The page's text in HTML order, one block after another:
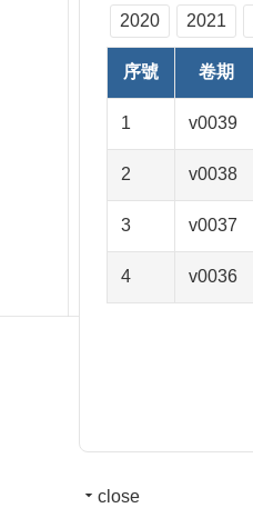
2020 2021
序號 卷期
1 v0039
2 v0038
3 v0037
4 v0036
close